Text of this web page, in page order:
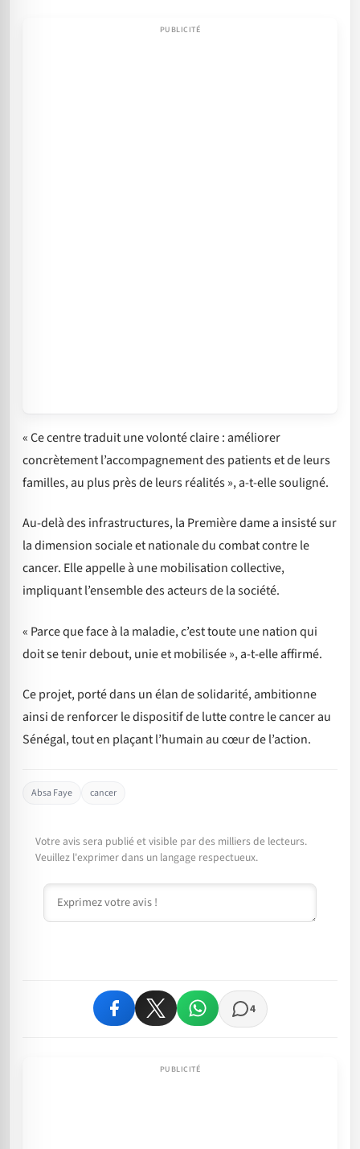
« Ce centre traduit une volonté claire : améliorer
concrètement l’accompagnement des patients et de leurs
familles, au plus près de leurs réalités », a-t-elle souligné.
Au-delà des infrastructures, la Première dame a insisté sur
la dimension sociale et nationale du combat contre le
cancer. Elle appelle à une mobilisation collective,
impliquant l’ensemble des acteurs de la société.
« Parce que face à la maladie, c’est toute une nation qui
doit se tenir debout, unie et mobilisée », a-t-elle affirmé.
Ce projet, porté dans un élan de solidarité, ambitionne
ainsi de renforcer le dispositif de lutte contre le cancer au
Sénégal, tout en plaçant l’humain au cœur de l’action.
Absa Faye cancer
Votre avis sera publié et visible par des milliers de lecteurs.
Veuillez l'exprimer dans un langage respectueux.
Commentaire
4